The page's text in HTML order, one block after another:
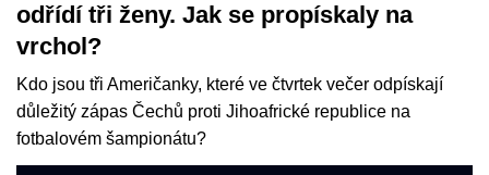
odřídí tři ženy. Jak se propískaly na
vrchol?
Kdo jsou tři Američanky, které ve čtvrtek večer odpískají
důležitý zápas Čechů proti Jihoafrické republice na
fotbalovém šampionátu?